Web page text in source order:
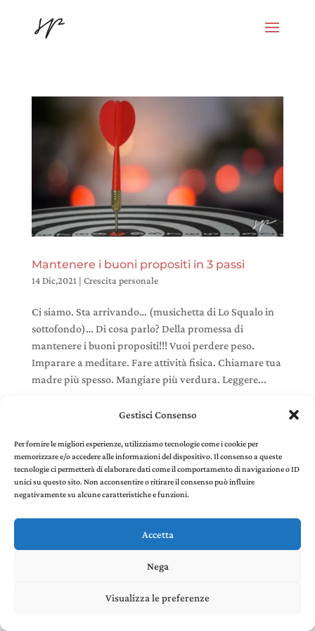
Gestisci Consenso
Per fornire le migliori esperienze, utilizziamo tecnologie come i cookie per
memorizzare e/o accedere alle informazioni del dispositivo. Il consenso a queste
tecnologie ci permetterà di elaborare dati come il comportamento di navigazione o ID
unici su questo sito. Non acconsentire o ritirare il consenso può influire
negativamente su alcune caratteristiche e funzioni.
Accetta
Nega
Visualizza le preferenze
Mantenere i buoni propositi in 3 passi
14 Dic,2021| Crescita personale
Ci siamo. Sta arrivando… (musichetta di Lo Squalo in
sottofondo)… Di cosa parlo? Della promessa di
mantenere i buoni propositi!!! Vuoi perdere peso.
Imparare a meditare. Fare attività fisica. Chiamare tua
madre più spesso. Mangiare più verdura. Leggere...
Stefania Panelli © 2022 - P. IVA 02385410507 |Privacy
and Cookie Policycreated by Environments di
Riccardo Panelli